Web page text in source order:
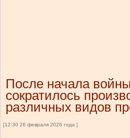
После начала
сократилось
различных видов
[12:30 26 февраля 2026 года ]